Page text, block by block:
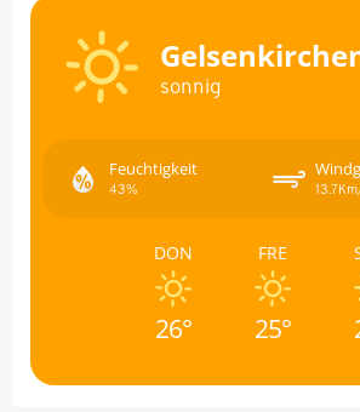
sonnig
Feuchtigkeit
43%
DON
26°
FRE
25°